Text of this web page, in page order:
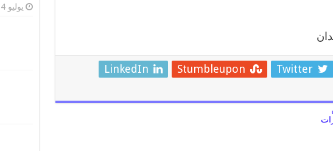
Twitter
Stumbleupon
LinkedIn
يوليو 4, 2026